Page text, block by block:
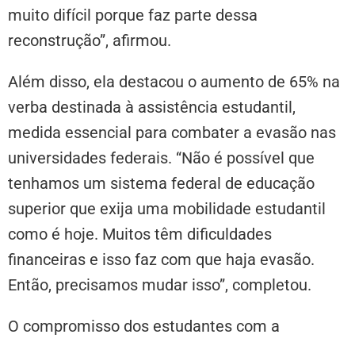
muito difícil porque faz parte dessa
reconstrução”, afirmou.
Além disso, ela destacou o aumento de 65% na
verba destinada à assistência estudantil,
medida essencial para combater a evasão nas
universidades federais. “Não é possível que
tenhamos um sistema federal de educação
superior que exija uma mobilidade estudantil
como é hoje. Muitos têm dificuldades
financeiras e isso faz com que haja evasão.
Então, precisamos mudar isso”, completou.
O compromisso dos estudantes com a